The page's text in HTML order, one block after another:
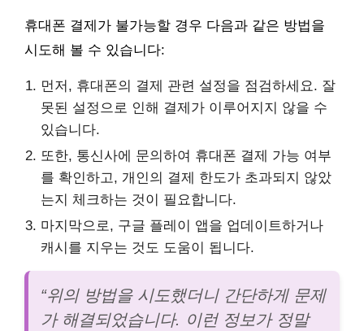
휴대폰 결제가 불가능할 경우 다음과 같은 방법을
시도해 볼 수 있습니다:
먼저, 휴대폰의 결제 관련 설정을 점검하세요. 잘
못된 설정으로 인해 결제가 이루어지지 않을 수
있습니다.
또한, 통신사에 문의하여 휴대폰 결제 가능 여부
를 확인하고, 개인의 결제 한도가 초과되지 않았
는지 체크하는 것이 필요합니다.
마지막으로, 구글 플레이 앱을 업데이트하거나
캐시를 지우는 것도 도움이 됩니다.
“위의 방법을 시도했더니 간단하게 문제
가 해결되었습니다. 이런 정보가 정말